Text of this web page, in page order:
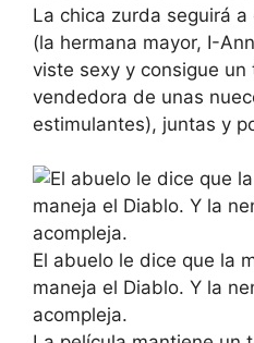
La chica zurda seguirá
(la hermana mayor, I-
viste sexy y consigue un
vendedora de unas
estimulantes), juntas y
El abuelo le dice que la
maneja el Diablo. Y la
acompleja.